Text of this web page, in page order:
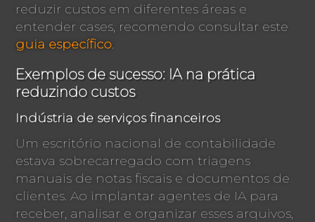
reduzir custos em diferentes áreas e
entender cases, recomendo consultar este
guia específico.
Exemplos de sucesso: IA na prática
reduzindo custos
Indústria de serviços financeiros
Um escritório nacional de contabilidade
estava sobrecarregado com triagens
manuais de notas fiscais e documentos de
clientes. Ao implantar agentes de IA para
receber, analisar e organizar esses arquivos,